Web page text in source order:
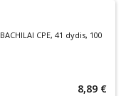
CPE, 41 dydis, 100
8,89 €